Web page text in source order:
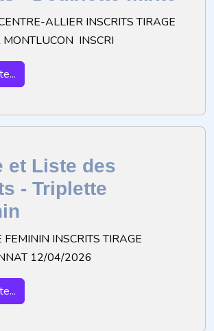
ALLIER INSCRITS TIRAGE
MONTLUCON INSCRI
et Liste des
- Triplette
FEMININ INSCRITS TIRAGE
12/04/2026